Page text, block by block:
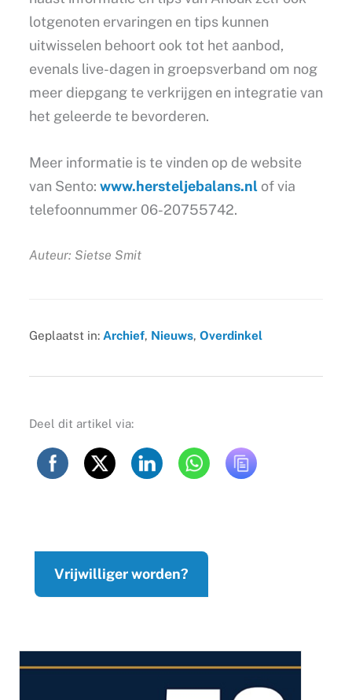
lotgenoten ervaringen en tips kunnen
uitwisselen behoort ook tot het aanbod,
evenals live-dagen in groepsverband om nog
meer diepgang te verkrijgen en integratie van
het geleerde te bevorderen.
Meer informatie is te vinden op de website
van Sento: www.hersteljebalans.nlof via
telefoonnummer 06-20755742.
Auteur: Sietse Smit
Geplaatst in: Archief, Nieuws, Overdinkel
Deel dit artikel via:
Vrijwilliger worden?